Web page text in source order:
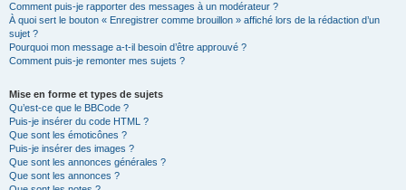
Comment puis-je rapporter des messages à un modérateur ?
À quoi sert le bouton « Enregistrer comme brouillon » affiché lors de la rédaction d’un
sujet ?
Pourquoi mon message a-t-il besoin d’être approuvé ?
Comment puis-je remonter mes sujets ?
Mise en forme et types de sujets
Qu’est-ce que le BBCode ?
Puis-je insérer du code HTML ?
Que sont les émoticônes ?
Puis-je insérer des images ?
Que sont les annonces générales ?
Que sont les annonces ?